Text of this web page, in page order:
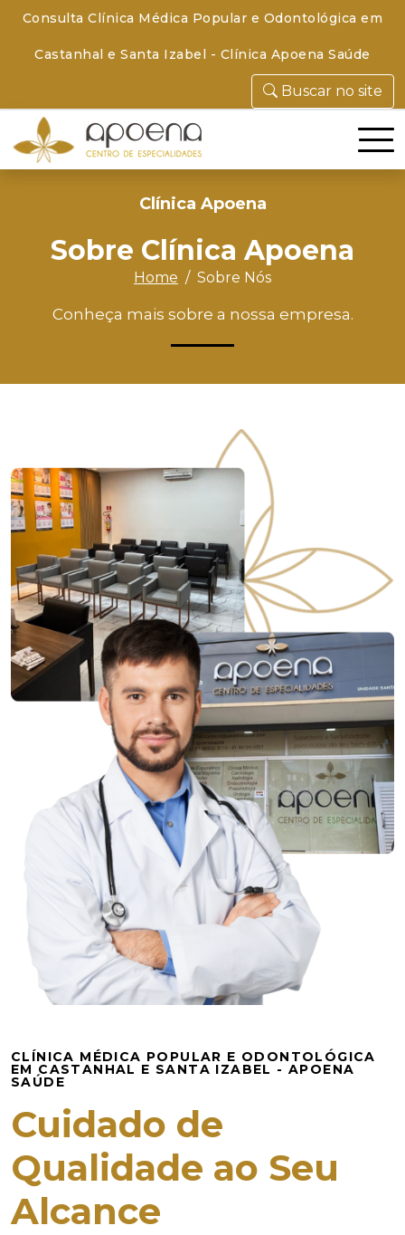
Consulta Clínica Médica Popular e Odontológica em
Castanhal e Santa Izabel - Clínica Apoena Saúde
Buscar no site
Clínica Apoena
Sobre Clínica Apoena
Home Sobre Nós
Conheça mais sobre a nossa empresa.
CLÍNICA MÉDICA POPULAR E ODONTOLÓGICA
EM CASTANHAL E SANTA IZABEL - APOENA
SAÚDE
Cuidado de
Qualidade ao Seu
Alcance